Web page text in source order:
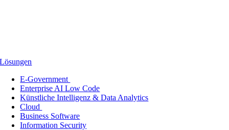
Lösungen
E-Government
Enterprise AI Low Code
Künstliche Intelligenz & Data Analytics
Cloud
Business Software
Information Security